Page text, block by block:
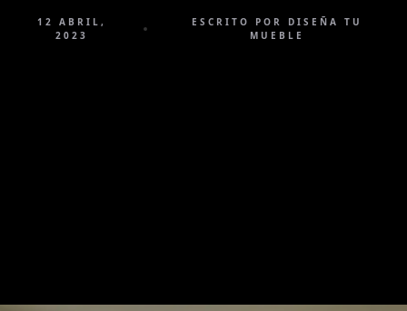
12 ABRIL,
2023
ESCRITO POR DISEÑA TU
MUEBLE